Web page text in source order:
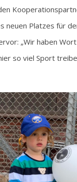
neuen Platzes für
„Wir haben
so viel Sport